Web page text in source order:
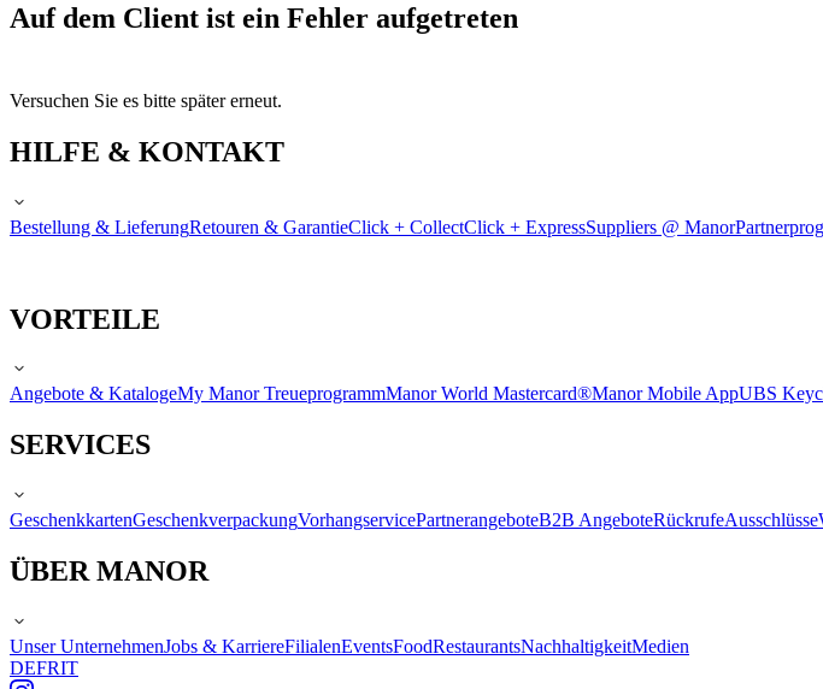
Auf dem Client ist ein Fehler aufgetreten
Versuchen Sie es bitte später erneut.
HILFE & KONTAKT
Bestellung & LieferungRetouren & GarantieClick + CollectClick + ExpressSuppliers @ Manor
VORTEILE
Angebote & KatalogeMy Manor TreueprogrammManor World Mastercard®Manor Mobile AppUBS
SERVICES
GeschenkkartenGeschenkverpackungVorhangservicePartnerangeboteB2B AngeboteRückrufeAusschlüsse
ÜBER MANOR
Unser UnternehmenJobs & KarriereFilialenEventsFoodRestaurantsNachhaltigkeitMedien
DEFRIT